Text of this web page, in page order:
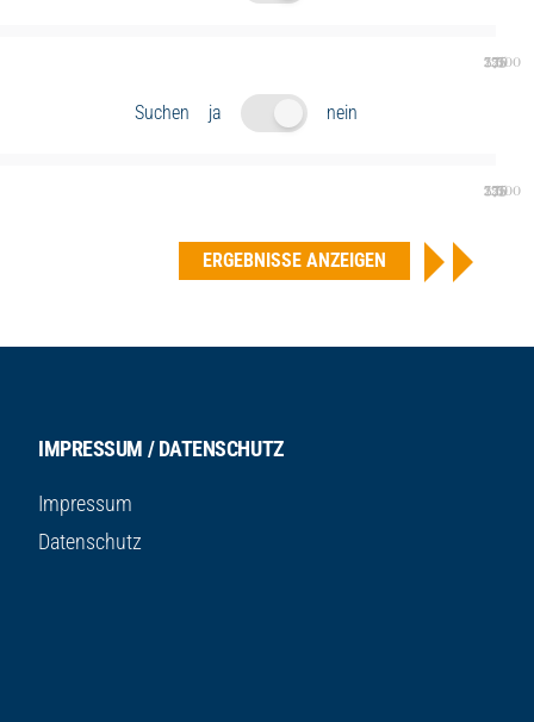
0
125
250
375500
Suchen ja nein
0
125
250
375500
ERGEBNISSE ANZEIGEN
IMPRESSUM / DATENSCHUTZ
Impressum
Datenschutz